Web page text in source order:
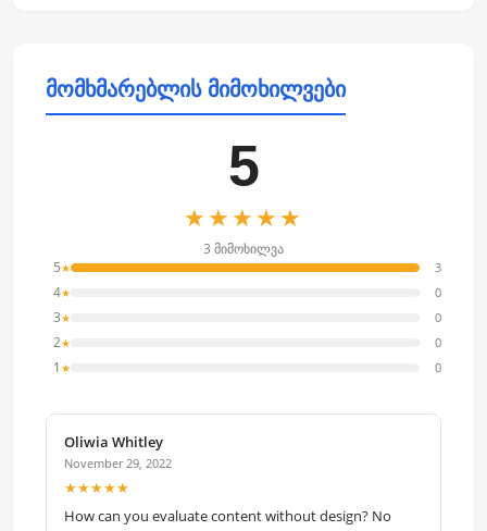
მომხმარებლის მიმოხილვები
5
★★★★★
3 მიმოხილვა
5★ 3
4★ 0
3★ 0
2★ 0
1 ★ 0
Oliwia Whitley
November 29, 2022
★★★★★
How can you evaluate content without design? No